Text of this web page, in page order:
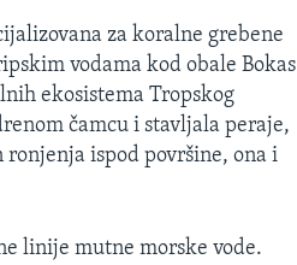
za koralne grebene
vodama kod obale Bokas
ekosistema Tropskog
čamcu i stavljala peraje,
ispod površine, ona i
linije mutne morske vode.